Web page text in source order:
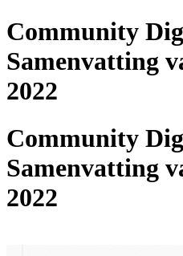
Community
Samenvatting
2022
Community
Samenvatting
2022